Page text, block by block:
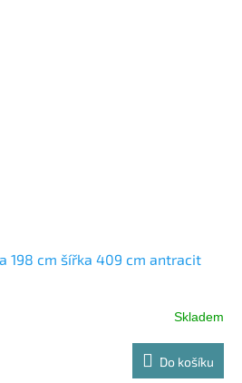
198 cm šířka 409 cm antracit
Skladem
Do košíku